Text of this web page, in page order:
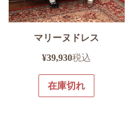
マリーヌドレス
¥39,930税込
在庫切れ